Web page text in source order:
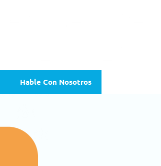
Hable Con Nosotros